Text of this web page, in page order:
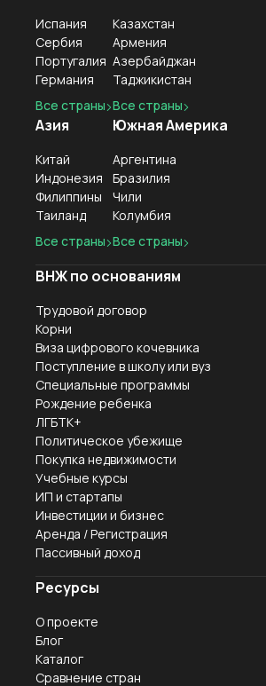
Испания
Сербия
Португалия
Германия
Все страны
Азия
Китай
Индонезия
Филиппины
Таиланд
Все страны
Казахстан
Армения
Азербайджан
Таджикистан
Все страны
Южная Америка
Аргентина
Бразилия
Чили
Колумбия
Все страны
ВНЖ по основаниям
Трудовой договор
Корни
Виза цифрового кочевника
Поступление в школу или вуз
Специальные программы
Рождение ребенка
ЛГБТК+
Политическое убежище
Покупка недвижимости
Учебные курсы
ИП и стартапы
Инвестиции и бизнес
Аренда / Регистрация
Пассивный доход
Ресурсы
О проекте
Блог
Каталог
Сравнение стран